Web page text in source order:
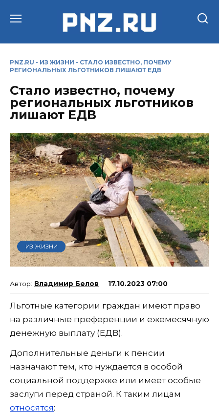
PNZ.RU - ИЗ ЖИЗНИ - СТАЛО ИЗВЕСТНО, ПОЧЕМУ
РЕГИОНАЛЬНЫХ ЛЬГОТНИКОВ ЛИШАЮТ ЕДВ
Стало известно, почему
региональных льготников
лишают ЕДВ
ИЗ ЖИЗНИ
Владимир Белов 17.10.2023 07:00
Льготные категории граждан имеют право
на различные преференции и ежемесячную
денежную выплату (ЕДВ).
Дополнительные деньги к пенсии
назначают тем, кто нуждается в особой
социальной поддержке или имеет особые
заслуги перед страной. К таким лицам
относятся: